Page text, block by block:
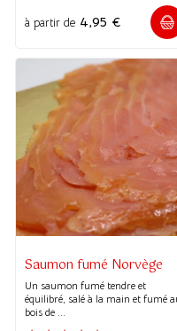
(6 avis)
à partir de 4,95 €
Saumon fumé Norvège
Un saumon fumé tendre et
équilibré, salé à la main et fumé
bois de ...